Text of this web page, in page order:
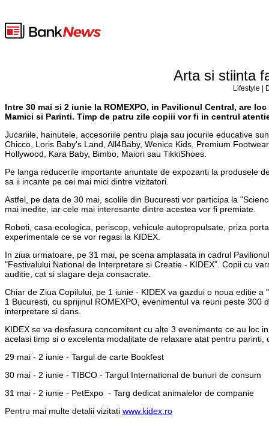
Arta si stiinta
Lifestyle |
Intre 30 mai si 2 iunie la ROMEXPO, in Pavilionul Central, are
Mamici si Parinti. Timp de patru zile copiii vor fi in centrul
Jucariile, hainutele, accesoriile pentru plaja sau jocurile educative
Chicco, Loris Baby's Land, All4Baby, Wenice Kids, Premium
Hollywood, Kara Baby, Bimbo, Maiori sau TikkiShoes.
Pe langa reducerile importante anuntate de expozanti la produsele
sa ii incante pe cei mai mici dintre vizitatori.
Astfel, pe data de 30 mai, scolile din Bucuresti vor participa la
mai inedite, iar cele mai interesante dintre acestea vor fi premiate.
Roboti, casa ecologica, periscop, vehicule autopropulsate, priza
experimentale ce se vor regasi la KIDEX.
In ziua urmatoare, pe 31 mai, pe scena amplasata in cadrul
"Festivalului National de Interpretare si Creatie - KIDEX”. Copii cu
auditie, cat si slagare deja consacrate.
Chiar de Ziua Copilului, pe 1 iunie - KIDEX va gazdui o noua editie
1 Bucuresti, cu sprijinul ROMEXPO, evenimentul va reuni peste
interpretare si dans.
KIDEX se va desfasura concomitent cu alte 3 evenimente ce au loc
acelasi timp si o excelenta modalitate de relaxare atat pentru parinti,
29 mai - 2 iunie - Targul de carte Bookfest
30 mai - 2 iunie - TIBCO - Targul International de bunuri de consum
31 mai - 2 iunie - PetExpo - Targ dedicat animalelor de companie
Pentru mai multe detalii vizitati www.kidex.ro